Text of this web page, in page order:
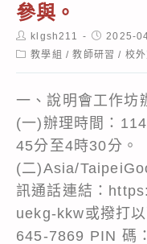
參與。
Post
author:
klgsh211
Post
published:
2025-
Post教學組 / 教師研習 / 校
一、說明會工作坊
(一)辦理時間：
45分至4時30分。
(二)Asia/
訊通話連結：
uekg-kkw或撥打
645-7869 PIN 碼